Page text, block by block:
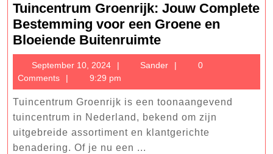
Tuincentrum Groenrijk: Jouw Complete
Bestemming voor een Groene en
Bloeiende BuitenruimteTuincentrum
Groenrijk:
Jouw
Complete
Bestemming
voor
een
September 10, 2024
September
2024
Sander Sander
0
Comments
9:29 pm
Tuincentrum Groenrijk is een toonaangevend
tuincentrum in Nederland, bekend om zijn
uitgebreide assortiment en klantgerichte
benadering. Of je nu een ...